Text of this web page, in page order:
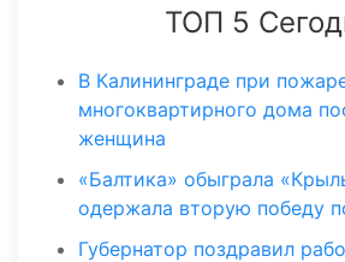
ТОП 5
В Калининграде при
многоквартирного дома
женщина
«Балтика» обыграла
одержала вторую победу
Губернатор поздравил